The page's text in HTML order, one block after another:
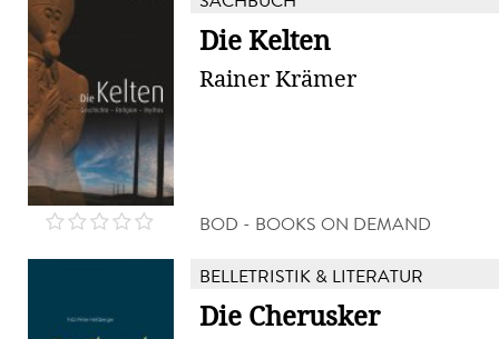
Die Kelten
Rainer Krämer
BOD - BOOKS ON DEMAND
BELLETRISTIK & LITERATUR
Die Cherusker